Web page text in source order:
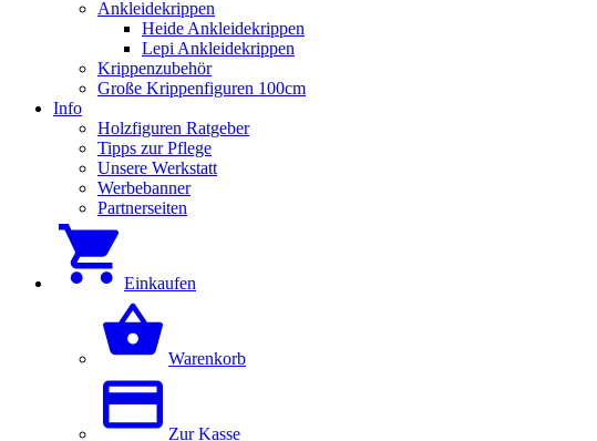
Ankleidekrippen
Heide Ankleidekrippen
Lepi Ankleidekrippen
Krippenzubehör
Große Krippenfiguren 100cm
Info
Holzfiguren Ratgeber
Tipps zur Pflege
Unsere Werkstatt
Werbebanner
Partnerseiten
Einkaufen
Warenkorb
Zur Kasse